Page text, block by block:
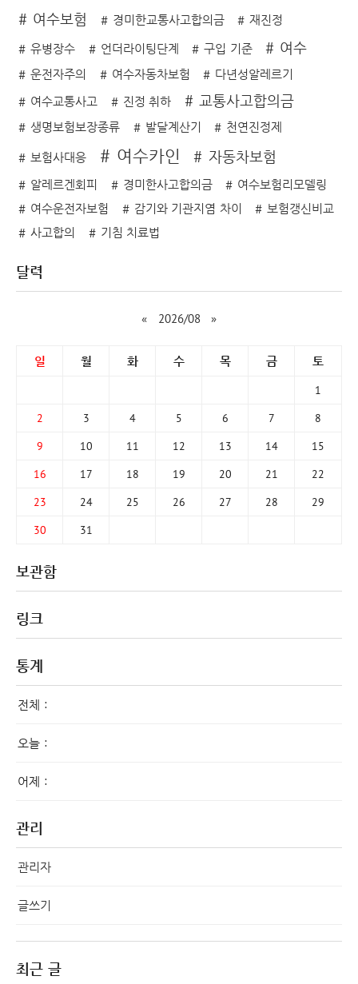
여수보험 경미한교통사고합의금 재진정
유병장수 언더라이팅단계 구입 기준 여수
운전자주의 여수자동차보험
다년성알레르기
여수교통사고
진정 취하 교통사고합의금
생명보험보장종류 발달계산기 천연진정제
보험사대응 여수카인 자동차보험
알레르겐회피 경미한사고합의금
여수보험리모델링
여수운전자보험
감기와 기관지염 차이
보험갱신비교
사고합의
기침 치료법
달력
« 2026/08 »
일 월 화 수 목 금 토
1
2
3 4 5 6 7
8
9
10 11 12 13 14
15
16
17 18 19 20 21
22
23
24 25 26 27 28
29
30
31
보관함
링크
통계
전체 :
오늘 :
어제 :
관리
관리자
글쓰기
최근 글